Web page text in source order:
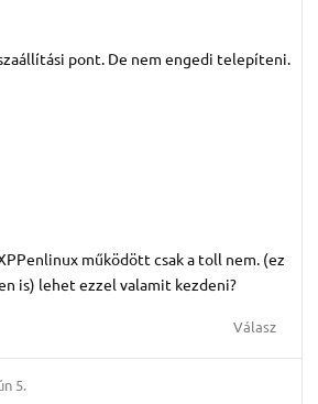
pont. De nem engedi telepíteni.
működött csak a toll nem. (ez
is) lehet ezzel valamit kezdeni?
Válasz
5.